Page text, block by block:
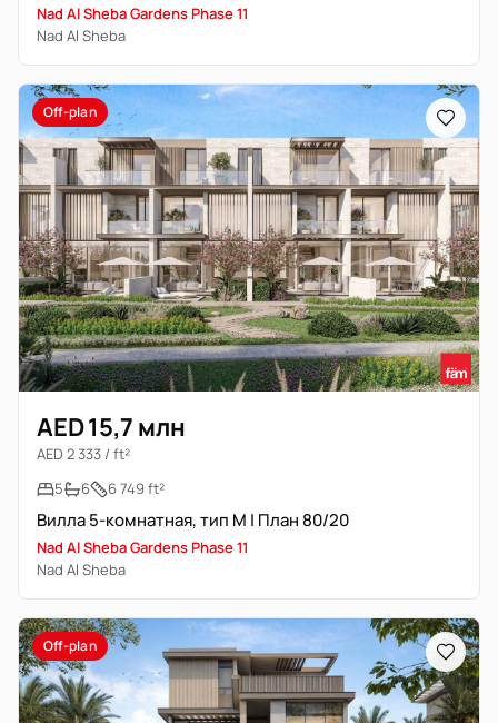
Nad Al Sheba Gardens Phase 11
Nad Al Sheba
Off-plan
AED 15,7 млн
AED 2 333 / ft²
5
6 6 749 ft²
Вилла 5-комнатная, тип M | План 80/20
Nad Al Sheba Gardens Phase 11
Nad Al Sheba
Off-plan